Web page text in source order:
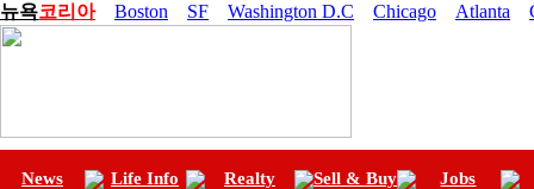
뉴욕코리아 Boston SF Washington D.C Chicago Atlanta
News Life Info Realty Sell & Buy Jobs